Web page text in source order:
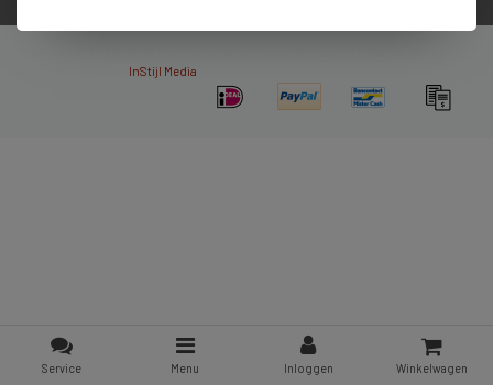
InStijl Media
Service Menu Inloggen Winkelwagen